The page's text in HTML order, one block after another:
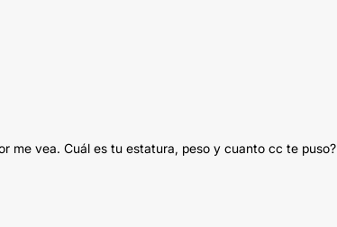
me vea. Cuál es tu estatura, peso y cuanto cc te puso?